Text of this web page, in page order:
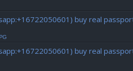
buy real
buy real